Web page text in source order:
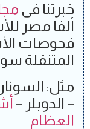
خبرتنا فى
ألفا مصر
فحوصات
المتنقلة
مثل:
– الدوبلر –
العظام